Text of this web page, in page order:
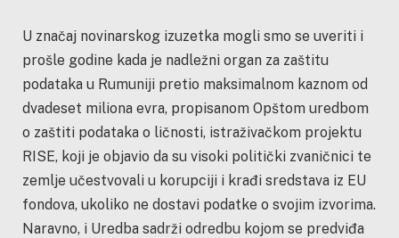
U značaj novinarskog izuzetka mogli smo se uveriti i
prošle godine kada je nadležni organ za zaštitu
podataka u Rumuniji pretio maksimalnom kaznom od
dvadeset miliona evra, propisanom Opštom uredbom
o zaštiti podataka o ličnosti, istraživačkom projektu
RISE, koji je objavio da su visoki politički zvaničnici te
zemlje učestvovali u korupciji i krađi sredstava iz EU
fondova, ukoliko ne dostavi podatke o svojim izvorima.
Naravno, i Uredba sadrži odredbu kojom se predviđa